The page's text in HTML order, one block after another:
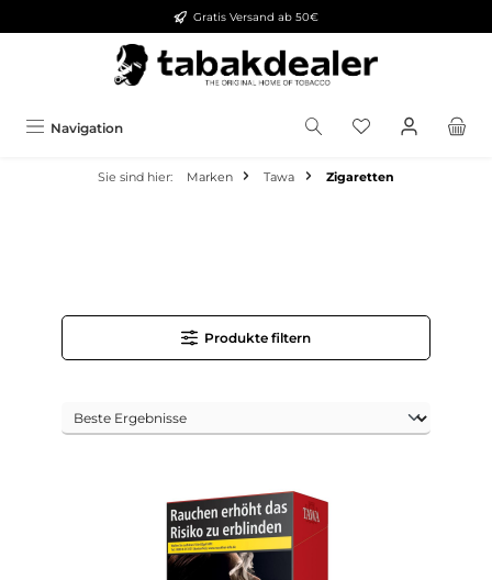
Gratis Versand ab 50€
Navigation
Sie sind hier: Marken Tawa Zigaretten
Produkte filtern